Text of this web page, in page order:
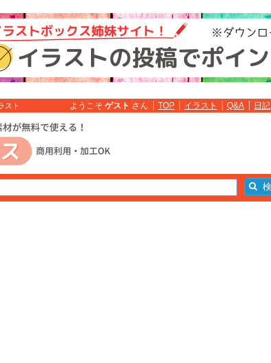
スト
ようこそ ゲスト さん TOP イラスト Q&A 日記